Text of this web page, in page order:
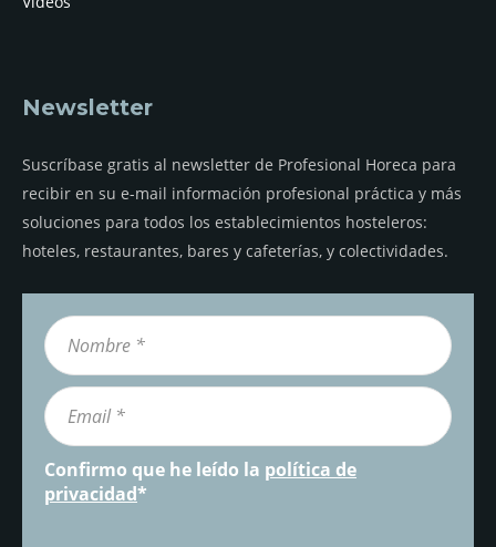
Newsletter
Suscríbase gratis al newsletter de Profesional Horeca para
recibir en su e-mail información profesional práctica y más
soluciones para todos los establecimientos hosteleros:
hoteles, restaurantes, bares y cafeterías, y colectividades.
Confirmo que he leído la política de
privacidad*